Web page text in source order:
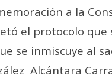
a la
el protocolo
se inmiscuye al
Alcántara